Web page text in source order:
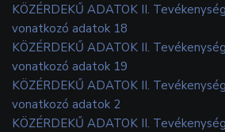
KÖZÉRDEKŰ ADATOK II.
vonatkozó adatok 18
KÖZÉRDEKŰ ADATOK II.
vonatkozó adatok 19
KÖZÉRDEKŰ ADATOK II.
vonatkozó adatok 2
KÖZÉRDEKŰ ADATOK II.